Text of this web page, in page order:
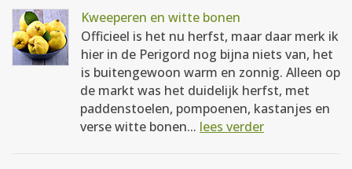
Kweeperen en witte bonen
Officieel is het nu herfst, maar daar merk ik
hier in de Perigord nog bijna niets van, het
is buitengewoon warm en zonnig. Alleen op
de markt was het duidelijk herfst, met
paddenstoelen, pompoenen, kastanjes en
verse witte bonen... lees verder